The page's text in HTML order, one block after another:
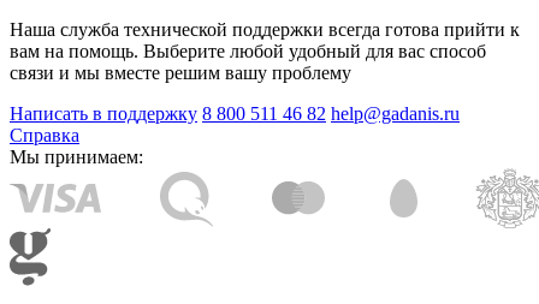
Наша служба технической поддержки всегда готова прийти к
вам на помощь. Выберите любой удобный для вас способ
связи и мы вместе решим вашу проблему
Написать в поддержку 8 800 511 46 82 help@gadanis.ru
Справка
Мы принимаем: